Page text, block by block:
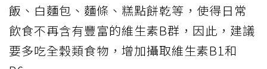
飯、白麵包、麵條、糕點餅乾等，使得日常
飲食不再含有豐富的維生素B群，因此，建議
要多吃全穀類食物，增加攝取維生素B1和